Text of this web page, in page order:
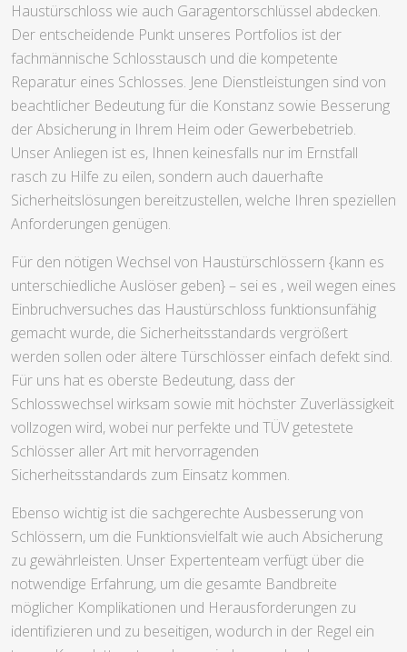
Haustürschloss wie auch Garagentorschlüssel abdecken.
Der entscheidende Punkt unseres Portfolios ist der
fachmännische Schlosstausch und die kompetente
Reparatur eines Schlosses. Jene Dienstleistungen sind von
beachtlicher Bedeutung für die Konstanz sowie Besserung
der Absicherung in Ihrem Heim oder Gewerbebetrieb.
Unser Anliegen ist es, Ihnen keinesfalls nur im Ernstfall
rasch zu Hilfe zu eilen, sondern auch dauerhafte
Sicherheitslösungen bereitzustellen, welche Ihren speziellen
Anforderungen genügen.
Für den nötigen Wechsel von Haustürschlössern {kann es
unterschiedliche Auslöser geben} – sei es , weil wegen eines
Einbruchversuches das Haustürschloss funktionsunfähig
gemacht wurde, die Sicherheitsstandards vergrößert
werden sollen oder ältere Türschlösser einfach defekt sind.
Für uns hat es oberste Bedeutung, dass der
Schlosswechsel wirksam sowie mit höchster Zuverlässigkeit
vollzogen wird, wobei nur perfekte und TÜV getestete
Schlösser aller Art mit hervorragenden
Sicherheitsstandards zum Einsatz kommen.
Ebenso wichtig ist die sachgerechte Ausbesserung von
Schlössern, um die Funktionsvielfalt wie auch Absicherung
zu gewährleisten. Unser Expertenteam verfügt über die
notwendige Erfahrung, um die gesamte Bandbreite
möglicher Komplikationen und Herausforderungen zu
identifizieren und zu beseitigen, wodurch in der Regel ein